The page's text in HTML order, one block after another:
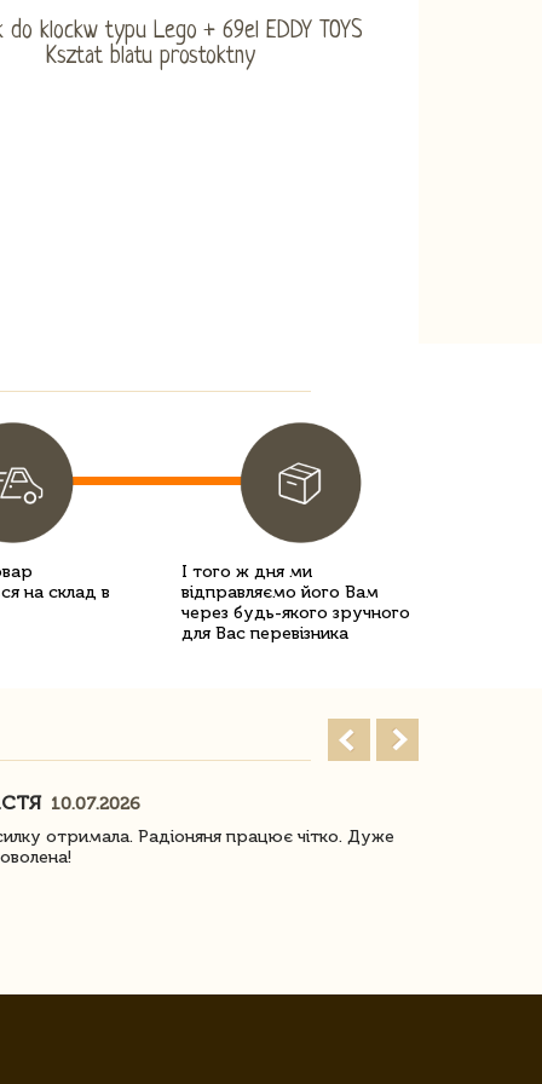
на склад в
І того ж дня ми
відправляємо його Вам
через будь-якого зручного
для Вас перевізника
10.07.2026
отримала. Радіоняня працює чітко. Дуже